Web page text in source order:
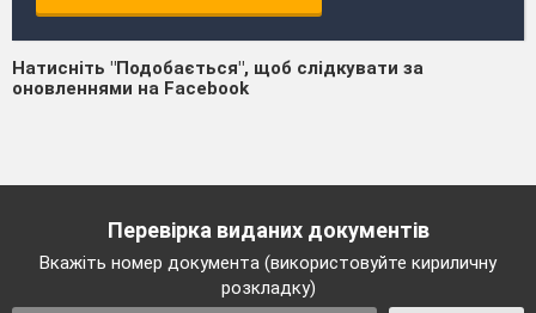
Натисніть "Подобається", щоб слідкувати за
оновленнями на Facebook
Перевірка виданих документів
Вкажіть номер документа (використовуйте кириличну
розкладку)